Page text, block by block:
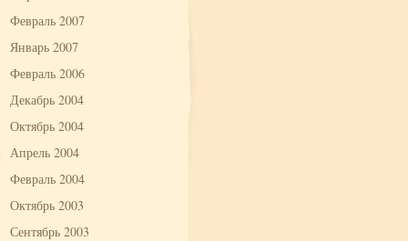
Февраль 2007
Январь 2007
Февраль 2006
Декабрь 2004
Октябрь 2004
Апрель 2004
Февраль 2004
Октябрь 2003
Сентябрь 2003